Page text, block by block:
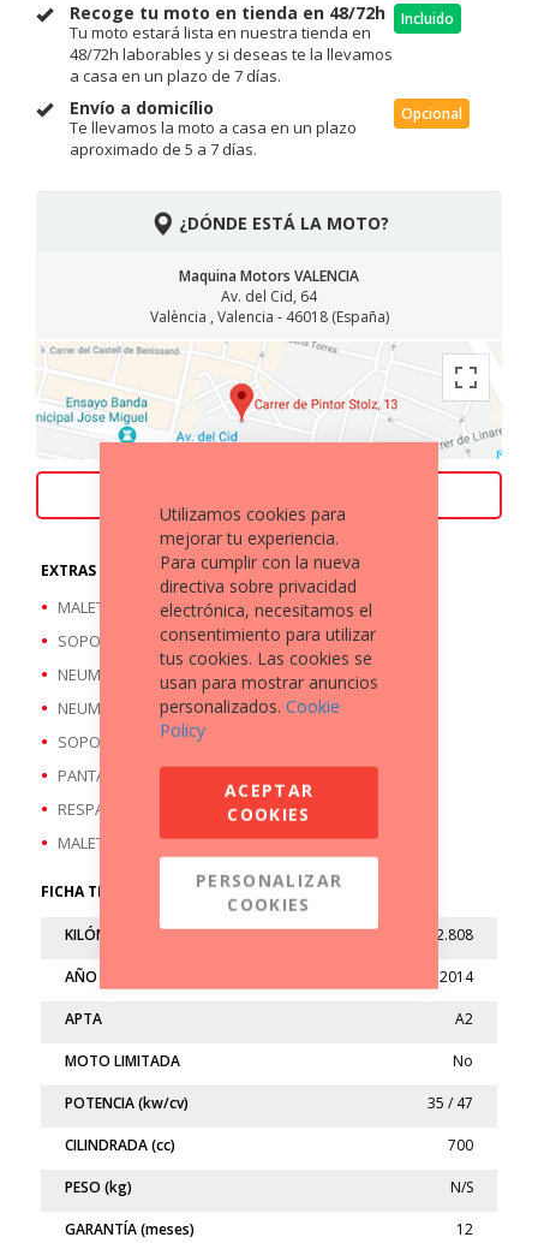
Recoge tu moto en tienda en 48/72h
Tu moto estará lista en nuestra tienda en
48/72h laborables y si deseas te la llevamos
a casa en un plazo de 7 días.
Incluido
Envío a domicílio
Te llevamos la moto a casa en un plazo
aproximado de 5 a 7 días.
Opcional
¿DÓNDE ESTÁ LA MOTO?
Maquina Motors VALENCIA
Av. del Cid, 64
València , Valencia - 46018 (España)
EXTRAS A DESTACAR
MALETA TRASERA
SOPORTE MALETAS LATERALES
NEUMATICO DELANTERO A ESTRENAR
NEUMATICO TRASERO A ESTRENAR
SOPORTE MALETA TRASERA
PANTALLA ALTA
RESPALDO MALETA TRASERA
MALETAS LATERALES ORIGINAL
FICHA TÉCNICA
KILÓMETROS 32.808
AÑO 2014
APTA A2
MOTO LIMITADA No
POTENCIA (kw/cv) 35 / 47
CILINDRADA (cc) 700
PESO (kg) N/S
GARANTÍA (meses) 12
Utilizamos cookies para
mejorar tu experiencia.
Para cumplir con la nueva
directiva sobre privacidad
electrónica, necesitamos el
consentimiento para utilizar
tus cookies. Las cookies se
usan para mostrar anuncios
personalizados. Cookie
Policy
ACEPTAR
COOKIES
PERSONALIZAR
COOKIES